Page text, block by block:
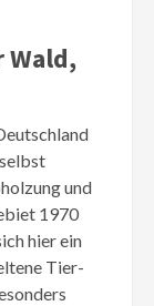
Wald,
und
1970
hier ein
Tier-